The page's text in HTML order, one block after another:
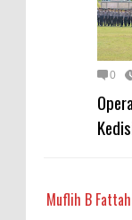
0
Muflih B